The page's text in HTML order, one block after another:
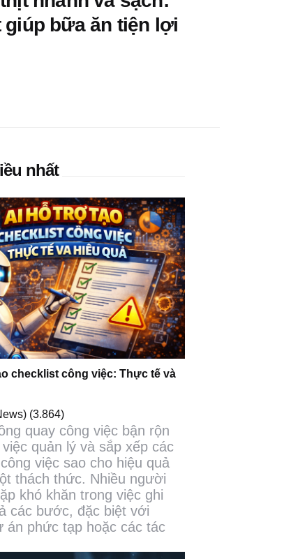
giúp bữa ăn tiện lợi
nhất
checklist công việc: Thực tế và
(3.864)
quay công việc bận rộn
việc quản lý và sắp xếp các
việc sao cho hiệu quả
thách thức. Nhiều người
khó khăn trong việc ghi
các bước, đặc biệt với
án phức tạp hoặc các tác